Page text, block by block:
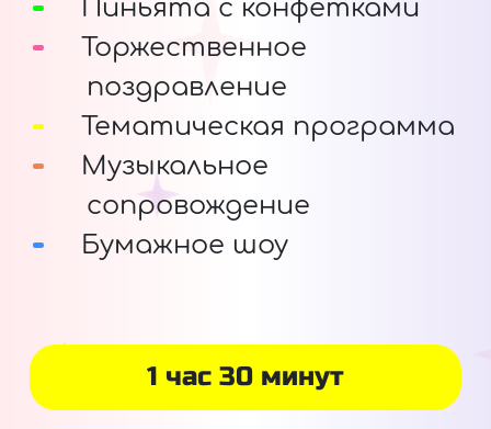
Пиньята с конфетками
Торжественное
поздравление
Тематическая программа
Музыкальное
сопровождение
Бумажное шоу
1 час 30 минут